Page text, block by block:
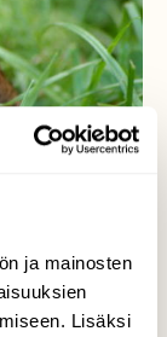
ja mainosten
Lisäksi